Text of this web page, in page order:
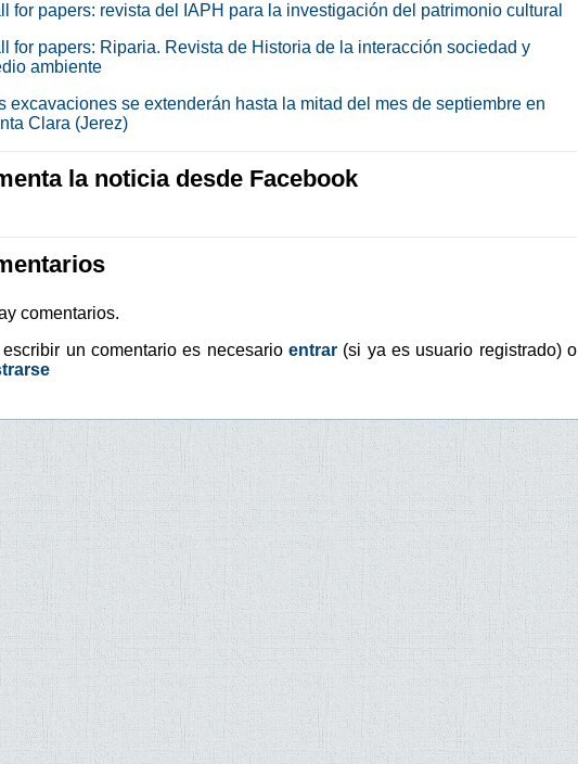
for papers: revista del IAPH para la investigación del patrimonio cultural
for papers: Riparia. Revista de Historia de la interacción sociedad y
ambiente
excavaciones se extenderán hasta la mitad del mes de septiembre en
Clara (Jerez)
la noticia desde Facebook
comentarios.
escribir un comentario es necesario entrar (si ya es usuario registrado) o